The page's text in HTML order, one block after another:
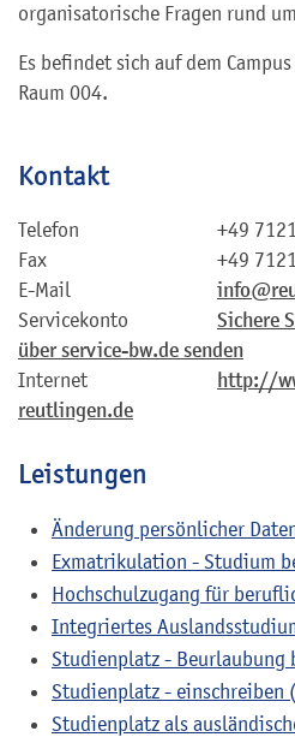
organisatorische Fragen rund
Es befindet sich auf dem
Raum 004.
Kontakt
Telefon
+49
Fax
+49
E-Mail
Servicekonto
Sichere
über service-bw.de senden
Internet
http://
reutlingen.de
Leistungen
Änderung persönlicher
Exmatrikulation - Studium
Hochschulzugang für
Integriertes
Studienplatz - Beurlaubung
Studienplatz -
Studienplatz als